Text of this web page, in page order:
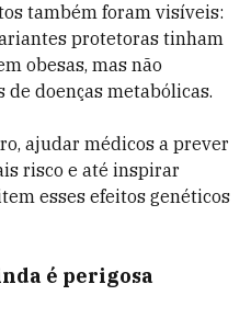
também foram visíveis:
protetoras tinham
obesas, mas não
doenças metabólicas.
ajudar médicos a prever
risco e até inspirar
esses efeitos genéticos
é perigosa